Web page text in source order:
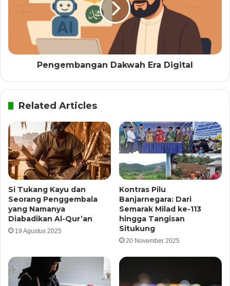
Pengembangan Dakwah Era Digital
Related Articles
Si Tukang Kayu dan
Seorang Penggembala
yang Namanya
Diabadikan Al-Qur’an
19 Agustus 2025
Kontras Pilu
Banjarnegara: Dari
Semarak Milad ke-113
hingga Tangisan
Situkung
20 November 2025